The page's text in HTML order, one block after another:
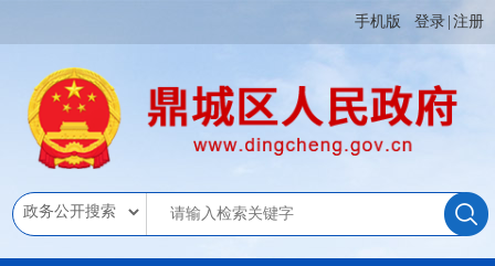
手机版 登录 注册